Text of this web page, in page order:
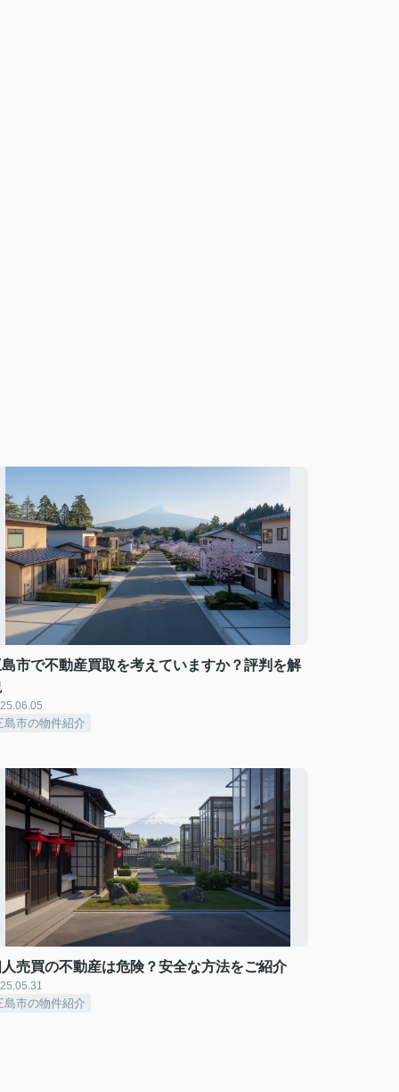
市で不動産買取を考えていますか？評判を解
島市の物件紹介
売買の不動産は危険？安全な方法をご紹介
島市の物件紹介